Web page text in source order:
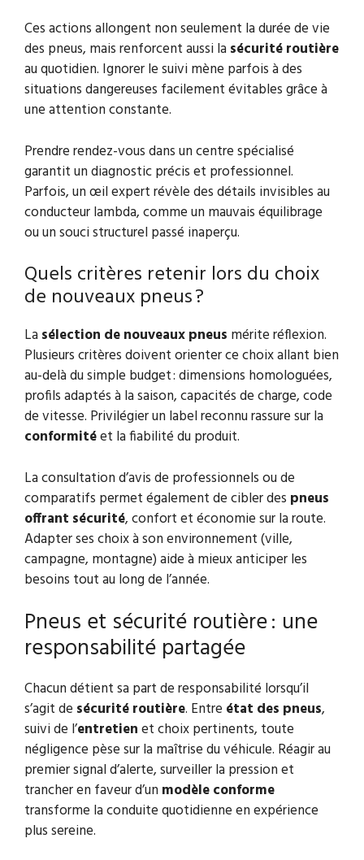
Ces actions allongent non seulement la durée de vie
des pneus, mais renforcent aussi la sécurité routière
au quotidien. Ignorer le suivi mène parfois à des
situations dangereuses facilement évitables grâce à
une attention constante.
Prendre rendez-vous dans un centre spécialisé
garantit un diagnostic précis et professionnel.
Parfois, un œil expert révèle des détails invisibles au
conducteur lambda, comme un mauvais équilibrage
ou un souci structurel passé inaperçu.
Quels critères retenir lors du choix
de nouveaux pneus ?
La sélection de nouveaux pneus mérite réflexion.
Plusieurs critères doivent orienter ce choix allant bien
au-delà du simple budget : dimensions homologuées,
profils adaptés à la saison, capacités de charge, code
de vitesse. Privilégier un label reconnu rassure sur la
conformitéet la fiabilité du produit.
La consultation d’avis de professionnels ou de
comparatifs permet également de cibler des pneus
offrant sécurité, confort et économie sur la route.
Adapter ses choix à son environnement (ville,
campagne, montagne) aide à mieux anticiper les
besoins tout au long de l’année.
Pneus et sécurité routière : une
responsabilité partagée
Chacun détient sa part de responsabilité lorsqu’il
s’agit de sécurité routière. Entre état des pneus,
suivi de l’entretienet choix pertinents, toute
négligence pèse sur la maîtrise du véhicule. Réagir au
premier signal d’alerte, surveiller la pression et
trancher en faveur d’un modèle conforme
transforme la conduite quotidienne en expérience
plus sereine.